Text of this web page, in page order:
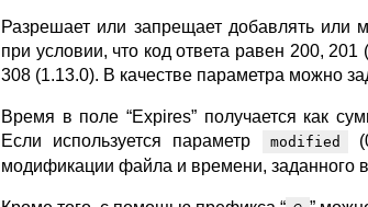
Разрешает или запрещает добавлять или
при условии, что код ответа равен 200,
308 (1.13.0). В качестве параметра можно
Время в поле “Expires” получается как
Если используется параметр
modified
модификации файла и времени, заданного